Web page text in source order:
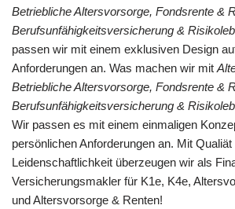
Betriebliche Altersvorsorge, Fondsrente &
Berufsunfähigkeitsversicherung &
passen wir mit einem exklusiven Design
Anforderungen an. Was machen wir mit
Betriebliche Altersvorsorge, Fondsrente &
Berufsunfähigkeitsversicherung &
Wir passen es mit einem einmaligen
persönlichen Anforderungen an. Mit Qualiät
Leidenschaftlichkeit überzeugen wir als
Versicherungsmakler für K1e, K4e,
und Altersvorsorge & Renten!